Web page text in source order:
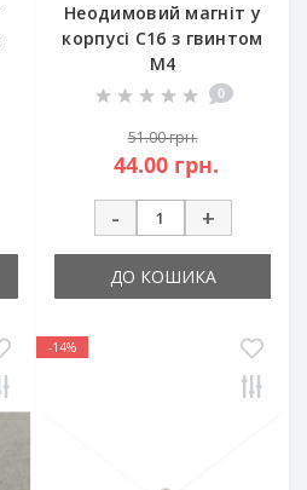
Неодимовий магніт у
корпусі C16 з гвинтом
М4
0
51.00 грн.
44.00 грн.
-
+
ДО КОШИКА
-14%